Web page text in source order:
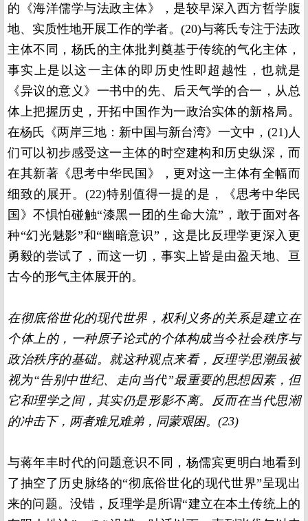
的《海洋儒学与法政主体》，是较早深入西方哲学腹
地、实质性地开展工作的学者。 (20)与蒋氏专注于法政
主体不同，杨氏的主体批判奠基于传统的气化主体，
事实上是以这一主体的即历史性即超越性，也就是
《异议的意义》一书中的先、后天气学的合一，从总
体上把握历史，开拓中国作为一政治实体的新格局。
在杨氏《两岸三地：新中国与新台湾》一文中， (21)人
们可以初步感受这一主体的时空建构和历史纵深，而
在其新著《思考中华民国》，更对这一主体有全幅而
细致的展开。(22)特别值得一提的是，《思考中华民
国》不惧怕碰触“漆黑一团的生命大流”，敢于面对各
种“幻光魅影”和“幽暗意识”，这是比反理学更深入更
勇毅的尝试了，而这一切，事实上皆是由盈天地、亘
古今的形气主体展开的。
在彻底俗世化的现代世界，权利义务的关系是建立在
个体上的，一种原子论式的个体构成当今社会秩序与
政治秩序的基础。就这种观点来看，反理学思潮虽被
视为“告别中世纪、走向当代”最重要的思想因素，但
它和理学之间，其实仍是形影不离。反而在当代思潮
的冲击下，两者难兄难弟，同蒙艰困。 (23)
与蒋年丰时代的问题意识不同，杨儒宾更明白地看到
了抽空了历史脉络的“彻底俗世化的现代世界”呈现出
来的问题。没错，反理学是所谓“建立在本土传统上的